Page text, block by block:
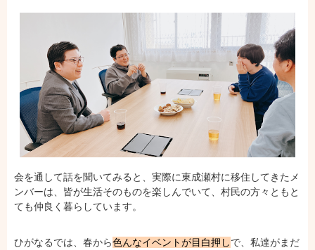
会を通して話を聞いてみると、実際に東成瀬村に移住してきたメ
ンバーは、皆が生活そのものを楽しんでいて、村民の方々ともと
ても仲良く暮らしています。
ひがなるでは、春から色んなイベントが目白押しで、私達がまだ